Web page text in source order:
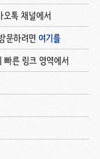
톡 채널에서
문하려면 여기를
빠른 링크 영역에서